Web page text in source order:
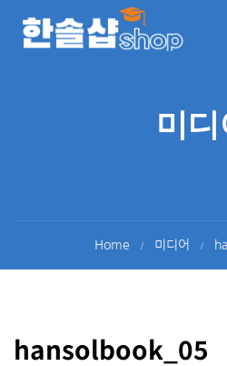
미
Home 미디어
hansolbook_05